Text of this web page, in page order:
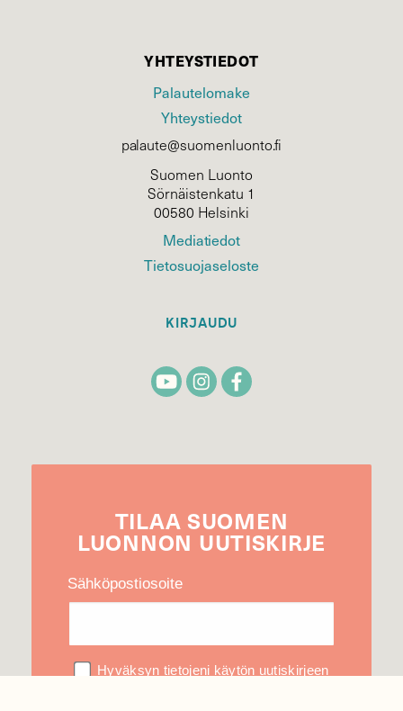
YHTEYSTIEDOT
Palautelomake
Yhteystiedot
palaute@suomenluonto.fi
Suomen Luonto
Sörnäistenkatu 1
00580 Helsinki
Mediatiedot
Tietosuojaseloste
KIRJAUDU
TILAA SUOMEN
LUONNON UUTIS­KIRJE
Sähköpostiosoite
Hyväksyn tietojeni käytön uutiskirjeen